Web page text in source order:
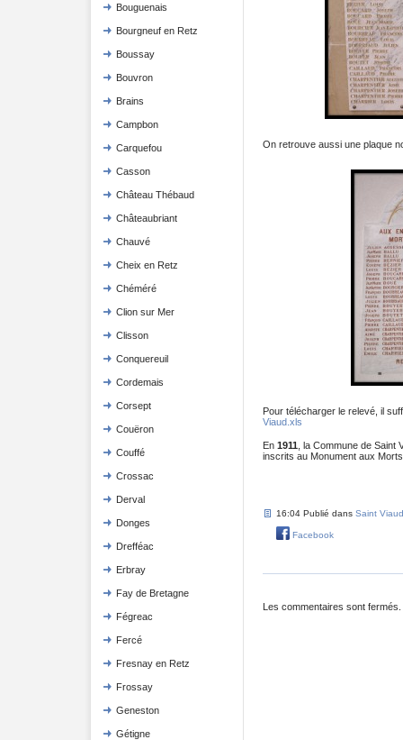
Bouguenais
Bourgneuf en Retz
Boussay
Bouvron
Brains
Campbon
Carquefou
Casson
Château Thébaud
Châteaubriant
Chauvé
Cheix en Retz
Chéméré
Clion sur Mer
Clisson
Conquereuil
Cordemais
Corsept
Couëron
Couffé
Crossac
Derval
Donges
Drefféac
Erbray
Fay de Bretagne
Fégreac
Fercé
Fresnay en Retz
Frossay
Geneston
Gétigne
On retrouve aussi une plaque
Pour télécharger le relevé, il
Viaud.xls
En 1911 , la Commune de Saint
inscrits au Monument aux
16:04 Publié dans Saint Viaud
Facebook
Les commentaires sont fermés.